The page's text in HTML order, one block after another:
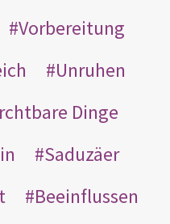
Vorbereitung
Unruhen
Dinge
Saduzäer
Beeinflussen